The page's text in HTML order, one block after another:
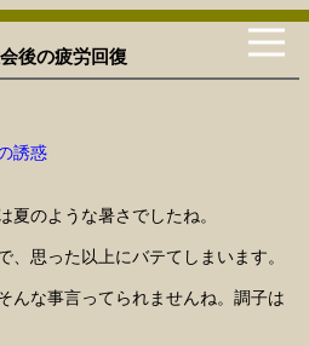
後の疲労回復
誘惑
夏のような暑さでしたね。
、思った以上にバテてしまいます。
んな事言ってられませんね。調子は